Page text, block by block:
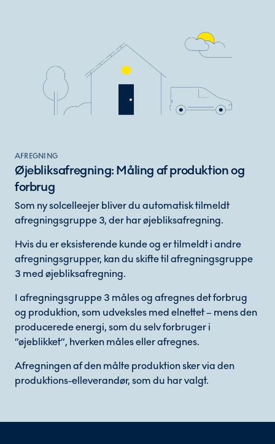
AFREGNING
Øjebliksafregning: Måling af produktion og
forbrug
Som ny solcelleejer bliver du automatisk tilmeldt
afregningsgruppe 3, der har øjebliksafregning.
Hvis du er eksisterende kunde og er tilmeldt i andre
afregningsgrupper, kan du skifte til afregningsgruppe
3 med øjebliksafregning.
I afregningsgruppe 3 måles og afregnes det forbrug
og produktion, som udveksles med elnettet – mens den
producerede energi, som du selv forbruger i
”øjeblikket”, hverken måles eller afregnes.
Afregningen af den målte produktion sker via den
produktions-elleverandør, som du har valgt.